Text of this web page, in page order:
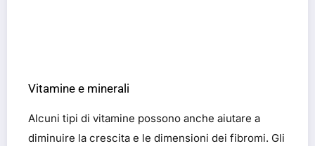
Vitamine e minerali
Alcuni tipi di vitamine possono anche aiutare a
diminuire la crescita e le dimensioni dei fibromi. Gli